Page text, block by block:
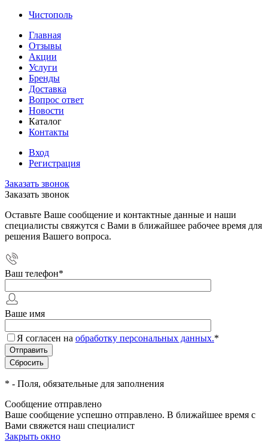
Чистополь
Главная
Отзывы
Акции
Услуги
Бренды
Доставка
Вопрос ответ
Новости
Каталог
Контакты
Вход
Регистрация
Заказать звонок
Заказать звонок
Оставьте Ваше сообщение и контактные данные и наши
специалисты свяжутся с Вами в ближайшее рабочее время для
решения Вашего вопроса.
Ваш телефон*
Ваше имя
Я согласен на обработку персональных данных.*
* - Поля, обязательные для заполнения
Сообщение отправлено
Ваше сообщение успешно отправлено. В ближайшее время с
Вами свяжется наш специалист
Закрыть окно